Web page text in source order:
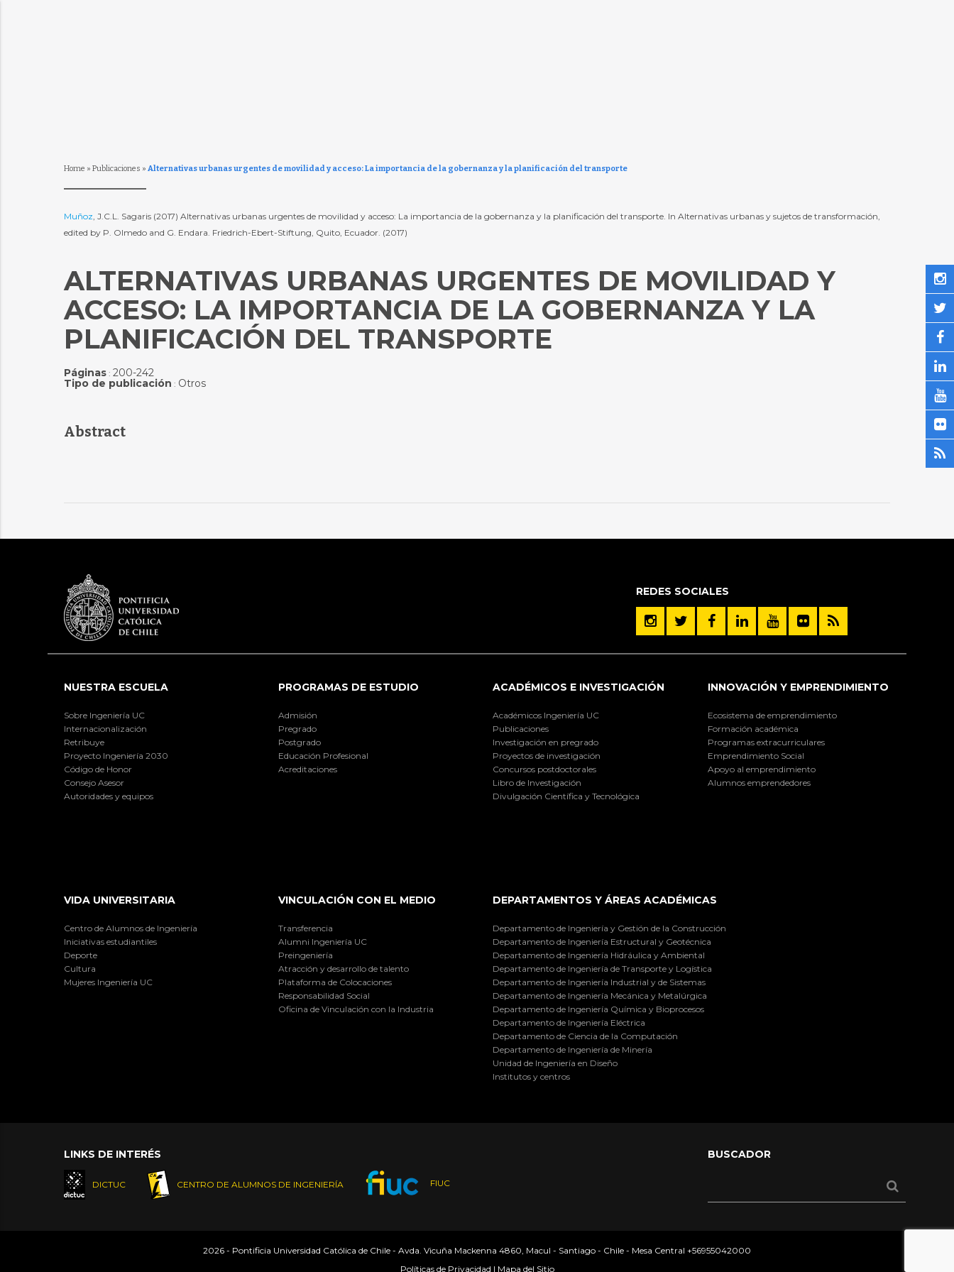
Home » Publicaciones » Alternativas urbanas urgentes de movilidad y acceso: La importancia de la gobernanza y la planificación del transporte
Muñoz, J.C.L. Sagaris (2017) Alternativas urbanas urgentes de movilidad y acceso: La importancia de la gobernanza y la planificación del transporte. In Alternativas urbanas y sujetos de transformación,
edited by P. Olmedo and G. Endara. Friedrich-Ebert-Stiftung, Quito, Ecuador. (2017)
ALTERNATIVAS URBANAS URGENTES DE MOVILIDAD Y
ACCESO: LA IMPORTANCIA DE LA GOBERNANZA Y LA
PLANIFICACIÓN DEL TRANSPORTE
Páginas: 200-242
Tipo de publicación : Otros
Abstract
REDES SOCIALES
NUESTRA ESCUELA
Sobre Ingeniería UC
Internacionalización
Retribuye
Proyecto Ingeniería 2030
Código de Honor
Consejo Asesor
Autoridades y equipos
PROGRAMAS DE ESTUDIO
Admisión
Pregrado
Postgrado
Educación Profesional
Acreditaciones
ACADÉMICOS E INVESTIGACIÓN
Académicos Ingeniería UC
Publicaciones
Investigación en pregrado
Proyectos de investigación
Concursos postdoctorales
Libro de Investigación
Divulgación Científica y Tecnológica
INNOVACIÓN Y EMPRENDIMIENTO
Ecosistema de emprendimiento
Formación académica
Programas extracurriculares
Emprendimiento Social
Apoyo al emprendimiento
Alumnos emprendedores
VIDA UNIVERSITARIA
Centro de Alumnos de Ingeniería
Iniciativas estudiantiles
Deporte
Cultura
Mujeres Ingeniería UC
VINCULACIÓN CON EL MEDIO
Transferencia
Alumni Ingeniería UC
Preingeniería
Atracción y desarrollo de talento
Plataforma de Colocaciones
Responsabilidad Social
Oficina de Vinculación con la Industria
DEPARTAMENTOS Y ÁREAS ACADÉMICAS
Departamento de Ingeniería y Gestión de la Construcción
Departamento de Ingeniería Estructural y Geotécnica
Departamento de Ingeniería Hidráulica y Ambiental
Departamento de Ingeniería de Transporte y Logística
Departamento de Ingeniería Industrial y de Sistemas
Departamento de Ingeniería Mecánica y Metalúrgica
Departamento de Ingeniería Química y Bioprocesos
Departamento de Ingeniería Eléctrica
Departamento de Ciencia de la Computación
Departamento de Ingeniería de Minería
Unidad de Ingeniería en Diseño
Institutos y centros
LINKS DE INTERÉS
DICTUC CENTRO DE ALUMNOS DE INGENIERÍA FIUC
BUSCADOR
2026 - Pontificia Universidad Católica de Chile - Avda. Vicuña Mackenna 4860, Macul - Santiago - Chile - Mesa Central +56955042000
Políticas de Privacidad | Mapa del Sitio